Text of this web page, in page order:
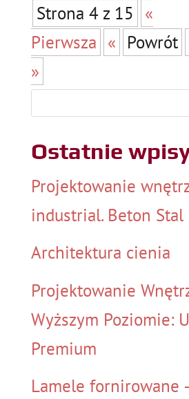
Strona 4 z 15 «
Pierwsza « Powrót
»
Ostatnie
Projektowanie
industrial. Beton
Architektura cienia
Projektowanie
Wyższym Poziomie:
Premium
Lamele fornirowane